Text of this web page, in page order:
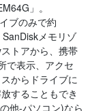
」。
ブのみで約
メモリゾ
トアから、携帯
で表示、アクセ
からドライブに
することもでき
他-パソコン)なら